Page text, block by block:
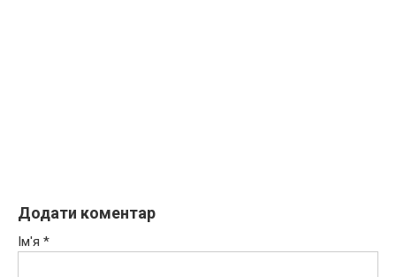
Додати коментар
Ім'я *